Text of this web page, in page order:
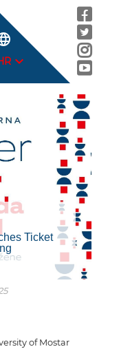
expand_more
Ticket
of Mostar